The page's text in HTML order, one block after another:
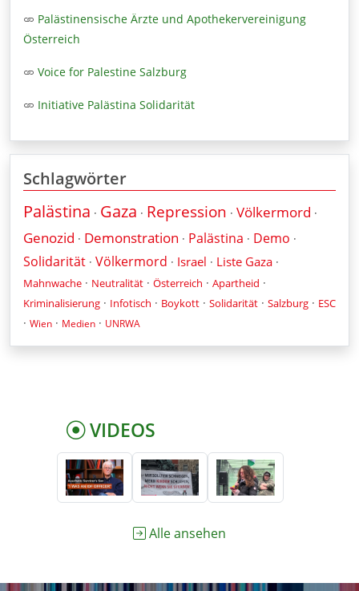
Palästinensische Ärzte und Apothekervereinigung
Österreich
Voice for Palestine Salzburg
Initiative Palästina Solidarität
Schlagwörter
Palästina · Gaza · Repression · Völkermord ·
Genozid · Demonstration · Palästina · Demo ·
Solidarität · Völkermord · Israel · Liste Gaza ·
Mahnwache · Neutralität · Österreich · Apartheid ·
Kriminalisierung · Infotisch · Boykott · Solidarität · Salzburg · ESC
· Wien · Medien · UNRWA
VIDEOS
Alle ansehen